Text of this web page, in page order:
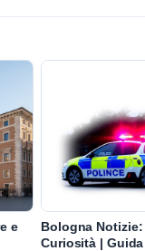
e
Bologna Notizie:
Curiosità |